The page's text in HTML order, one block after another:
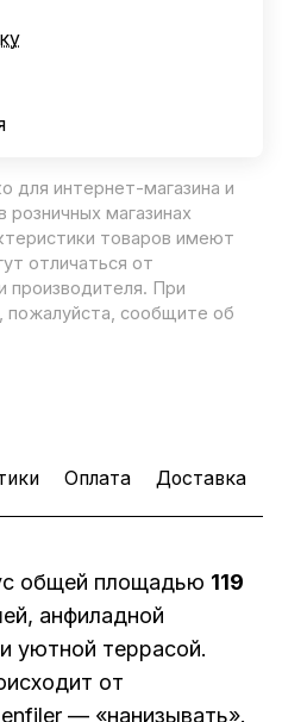
для интернет-магазина и
магазинах
товаров имеют
отличаться от
производителя. При
пожалуйста, сообщите об
Оплата Доставка
общей площадью 119
анфиладной
уютной террасой.
от
enfiler — «нанизывать».